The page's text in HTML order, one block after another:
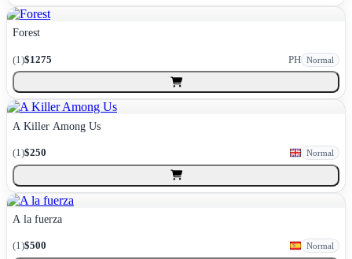
Forest
(1)$1275 PH Normal
A Killer Among Us
(1)$250 Normal
A la fuerza
(1)$500 Normal